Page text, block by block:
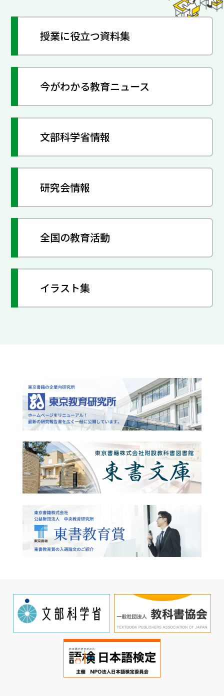
授業に役立つ資料集
今がわかる教育ニュース
文部科学省情報
研究会情報
全国の教育活動
イラスト集